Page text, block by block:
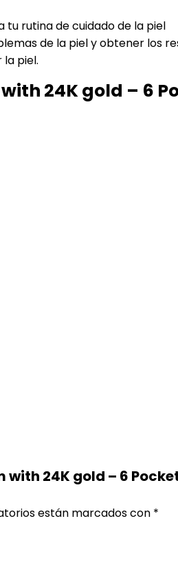
rutina de cuidado de la piel
de la piel y obtener los
piel.
24K gold – 6
24K gold – 6
están marcados con *